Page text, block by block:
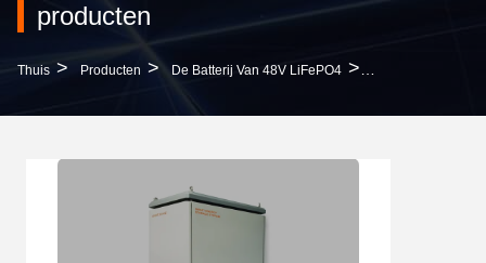
producten
Thuis > Producten > De Batterij Van 48V LiFePO4 >